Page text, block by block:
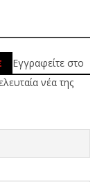
Εγγραφείτε στο
νέα της